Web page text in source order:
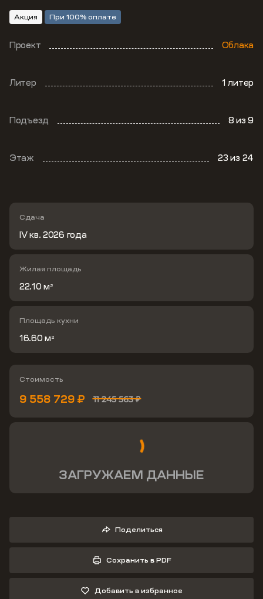
Акция При 100% оплате
Проект Облака
Литер 1 литер
Подъезд 8из 9
Этаж 23из 24
Сдача
IV кв. 2026 года
Жилая площадь
22.10 м 2
Площадь кухни
16.60 м 2
Стоимость
11 245 563 ₽
9 558 729 ₽
ЗАГРУЖАЕМ ДАННЫЕ
Поделиться
Сохранить в PDF
Добавить в избранное